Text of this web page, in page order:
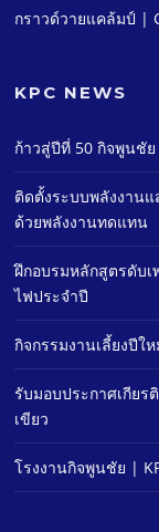
กราวด์วายแคล้มป์ |
KPC NEWS
ก้าวสู่ปีที่ 50 กิจพูนชัย
ติดตั้งระบบพลังงาน
ด้วยพลังงานทดแทน
ฝึกอบรมหลักสูตรดับ
ไฟประจําปี
กิจกรรมงานเลี้ยงปีใ
รับมอบประกาศเกีย
เขียว
โรงงานกิจพูนชัย |